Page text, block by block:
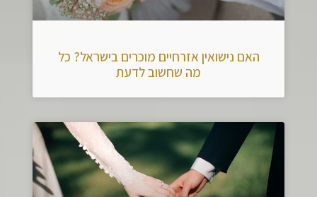
האם נישואין אזרחיים מוכרים בישראל? כל
מה שחשוב לדעת